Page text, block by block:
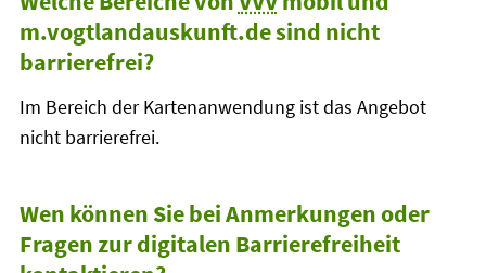
m.vogtlandauskunft.de sind nicht
barrierefrei?
Im Bereich der Kartenanwendung ist das Angebot
nicht barrierefrei.
Wen können Sie bei Anmerkungen oder
Fragen zur digitalen Barrierefreiheit